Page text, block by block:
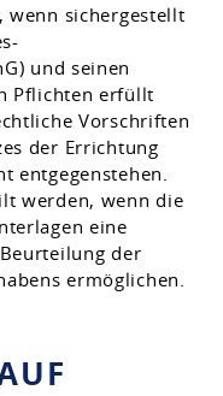
wenn sichergestellt
und seinen
Pflichten erfüllt
Vorschriften
der Errichtung
entgegenstehen.
werden, wenn die
eine
der
ermöglichen.